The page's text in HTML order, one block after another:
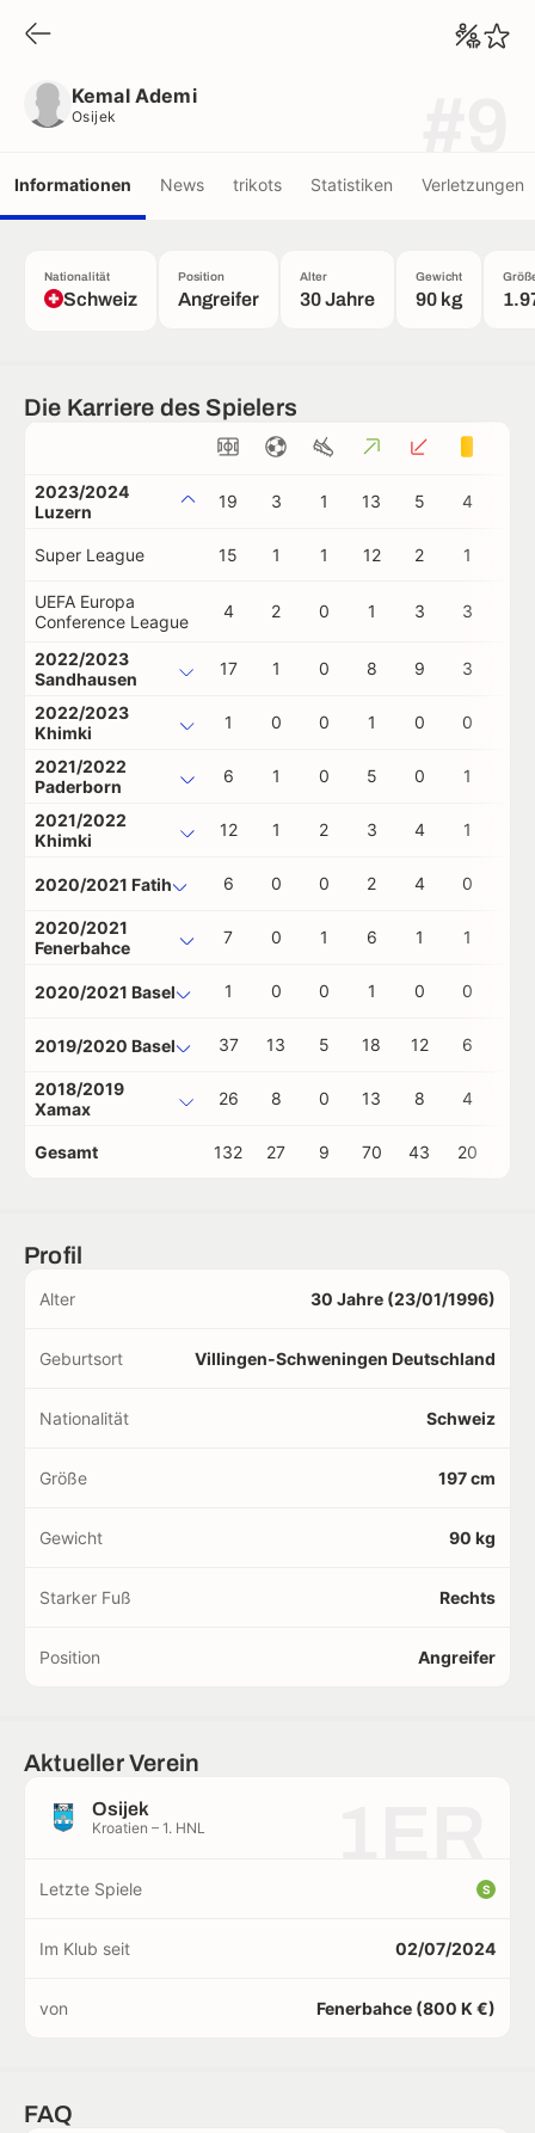
Kemal Ademi
Osijek
Informationen News trikots Statistiken Verletzungen
Nationalität
Schweiz
Position
Angreifer
Alter
30 Jahre
Gewicht
90 kg
Die Karriere des Spielers
2023/2024
Luzern
19 3 1 13 5 4
Super League 15 1 1 12 2 1
UEFA Europa
Conference League
4 2 0 1 3 3
2022/2023
Sandhausen
17 1 0 8 9 3
2022/2023
Khimki
1 0 0 1 0 0
2021/2022
Paderborn
6 1 0 5 0 1
2021/2022
Khimki
12 1 2 3 4 1
2020/2021 Fatih 6 0 0 2 4 0
2020/2021
Fenerbahce
7 0 1 6 1 1
2020/2021 Basel 1 0 0 1 0 0
2019/2020 Basel 37 13 5 18 12 6
2018/2019
Xamax
26 8 0 13 8 4
Gesamt 132 27 9 70 43 20
Profil
Alter 30 Jahre (23/01/1996)
Geburtsort Villingen-Schweningen Deutschland
Nationalität Schweiz
Größe 197 cm
Gewicht 90 kg
Starker Fuß Rechts
Position Angreifer
Aktueller Verein
Osijek
Kroatien – 1. HNL
Letzte Spiele S
Im Klub seit 02/07/2024
von Fenerbahce (800 K €)
FAQ